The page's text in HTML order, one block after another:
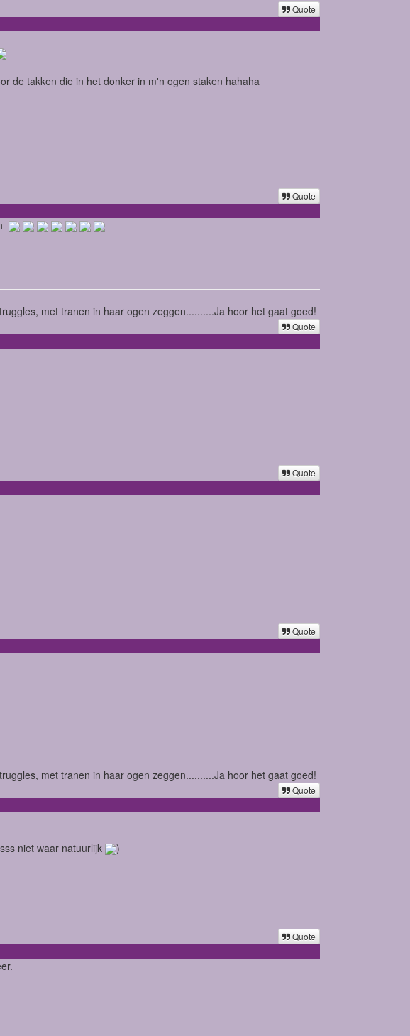
Quote
de takken die in het donker in m'n ogen staken hahaha
Quote
met tranen in haar ogen zeggen..........Ja hoor het gaat goed!
Quote
Quote
Quote
met tranen in haar ogen zeggen..........Ja hoor het gaat goed!
Quote
niet waar natuurlijk
)
Quote